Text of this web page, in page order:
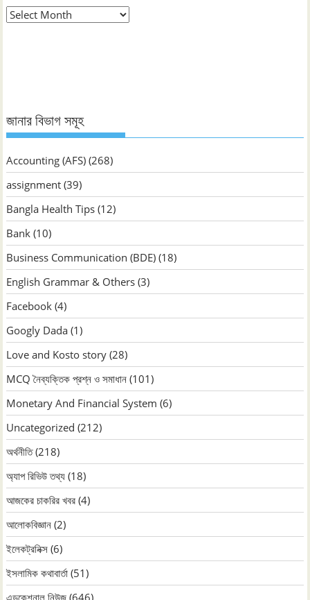
মাস
জানার বিভাগ সমূহ
Accounting (AFS) (268)
assignment (39)
Bangla Health Tips (12)
Bank (10)
Business Communication (BDE) (18)
English Grammar & Others (3)
Facebook (4)
Googly Dada (1)
Love and Kosto story (28)
MCQ নৈব্যক্তিক প্রশ্ন ও সমাধান (101)
Monetary And Financial System (6)
Uncategorized (212)
অর্থনীতি(218)
অ্যাপ রিভিউ তথ্য (18)
আজকের চাকরির খবর (4)
আলোকবিজ্ঞান (2)
ইলেকট্রনিক্স (6)
ইসলামিক কথাবার্তা (51)